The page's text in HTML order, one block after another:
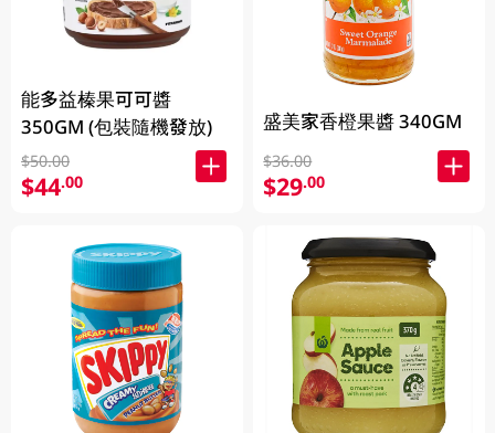
能多益榛果可可醬
350GM (包裝隨機發放)
$50.00
$44.00
盛美家香橙果醬 340GM
$36.00
$29.00